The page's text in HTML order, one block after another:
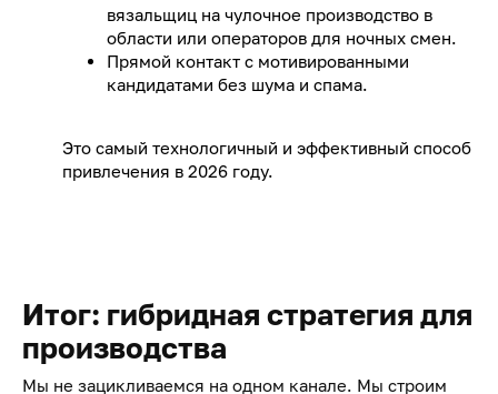
вязальщиц на чулочное производство в
области или операторов для ночных смен.
Прямой контакт с мотивированными
кандидатами без шума и спама.
Это самый технологичный и эффективный способ
привлечения в 2026 году.
Итог: гибридная стратегия для
производства
Мы не зацикливаемся на одном канале. Мы строим